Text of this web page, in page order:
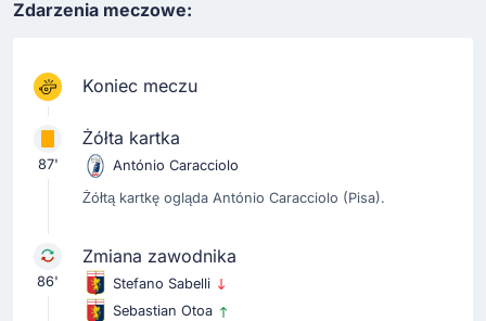
Zdarzenia meczowe:
Koniec meczu
87'
Żółta kartka
António Caracciolo
Żółtą kartkę ogląda António Caracciolo (Pisa).
86'
Zmiana zawodnika
Stefano Sabelli
Sebastian Otoa